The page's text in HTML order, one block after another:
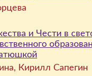
и Чести в
Кирилл Сапегин